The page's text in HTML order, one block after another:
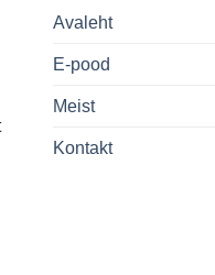
Avaleht
E-pood
Meist
Kontakt